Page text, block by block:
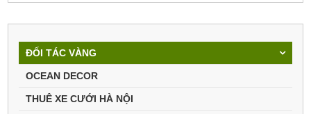
ĐỐI TÁC VÀNG
OCEAN DECOR
THUÊ XE CƯỚI HÀ NỘI